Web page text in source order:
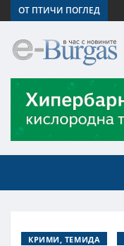
ОТ ПТИЧИ ПОГЛЕД
КРИМИ, ТЕМИДА